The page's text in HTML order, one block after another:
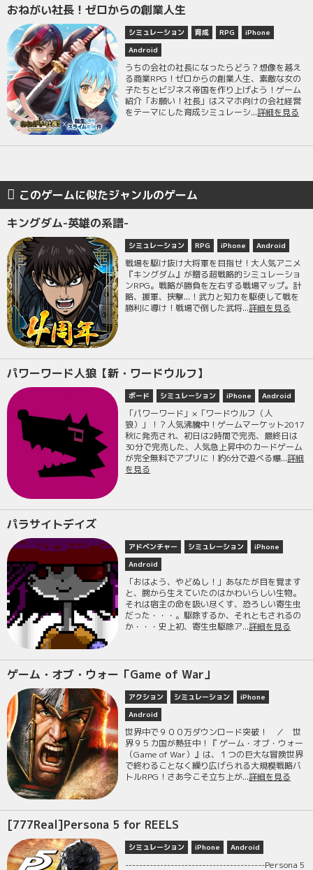
おねがい社長！ゼロからの創業人生
シミュレーション 育成 RPG
iPhone
Android
うちの会社の社長になったらどう？想像を越え
る商業RPG！ゼロからの創業人生、素敵な女の
子たちとビジネス帝国を作り上げよう！ゲーム
紹介「お願い！社長」はスマホ向けの会社経営
をテーマにした育成シミュレーシ...詳細を見る
このゲームに似たジャンルのゲーム
キングダム-英雄の系譜-
シミュレーション RPG iPhone Android
戦場を駆け抜け大将軍を目指せ！大人気アニメ
『キングダム』が贈る超戦略的シミュレーショ
ンRPG。戦略が勝負を左右する戦場マップ。計
略、援軍、挟撃...！武力と知力を駆使して戦を
勝利に導け！戦場で倒した武将...詳細を見る
パワーワード人狼【新・ワードウルフ】
ボード シミュレーション iPhone Android
「パワーワード」×「ワードウルフ（人
狼）」！？人気沸騰中！ゲームマーケット2017
秋に発売され、初日は2時間で完売、最終日は
30分で完売した、人気急上昇中のカードゲーム
が完全無料でアプリに！約6分で遊べる爆...詳細
を見る
パラサイトデイズ
アドベンチャー シミュレーション
iPhone
Android
「おはよう、やどぬし！」あなたが目を覚ます
と、腕から生えていたのはかわいらしい生物。
それは宿主の命を吸い尽くす、恐ろしい寄生虫
だった・・・。駆除するか、それともされるの
か・・・史上初、寄生虫駆除ア...詳細を見る
ゲーム・オブ・ウォー「Game of War」
アクション シミュレーション
iPhone
Android
世界中で９００万ダウンロード突破！ ／ 世
界９５カ国が熱狂中！『 ゲーム・オブ・ウォー
（Game of War）』は、１つの巨大な冒険世界
で終わることなく繰り広げられる大規模戦略バ
トルRPG！さあ今こそ立ち上が...詳細を見る
[777Real]Persona 5 for REELS
シミュレーション iPhone Android
----------------------------------------Persona 5